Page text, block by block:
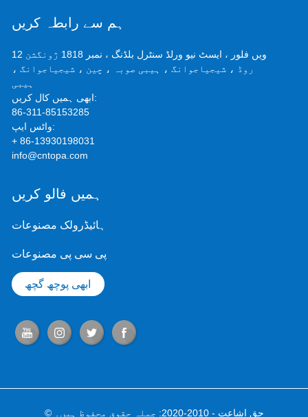
ہم سے رابطہ کریں
12 ویں فلور ، ایسٹ نیو ورلڈ سنٹرل بلڈنگ ، نمبر 1818 ژونگشن
روڈ ، شیجیاجوانگ ، ہیبی صوبہ ، چین ، شیجیاجوانگ ،
ہیبی
ابھی ہمیں کال کریں:
86-311-85153285
واٹس ایپ:
+ 86-13930198031
info@cntopa.com
ہمیں فالو کریں
ہائیڈرولک مصنوعات
پی سی پی مصنوعات
ابھی پوچھ گچھ
© حق اشاعت - 2010-2020: جملہ حقوق محفوظ ہیں۔